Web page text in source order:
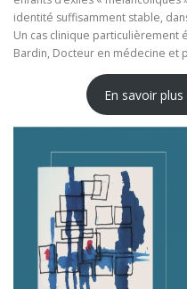
identité suffisamment stable,
Un cas clinique particulièrement
Bardin, Docteur en médecine et
En savoir